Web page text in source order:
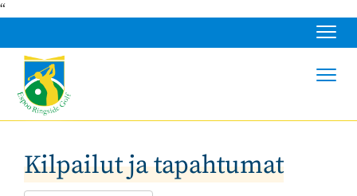
“
Kilpailut ja tapahtumat